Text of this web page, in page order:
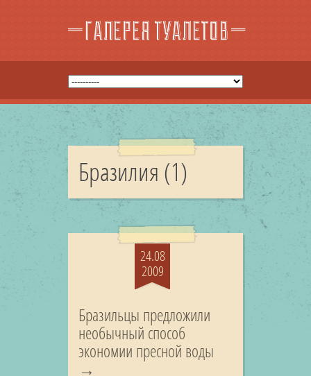
Бразилия (1)
24.08
2009
Бразильцы предложили
необычный способ
экономии пресной воды